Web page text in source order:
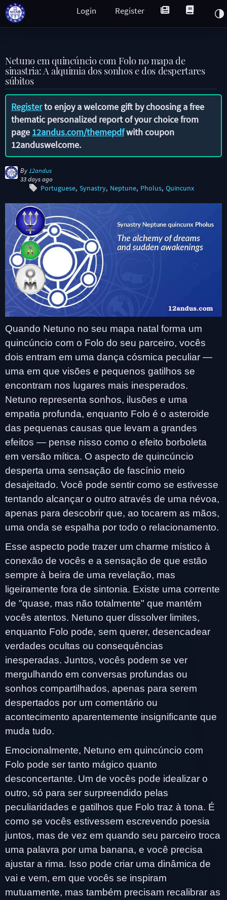
Register
Login
Netuno em quincúncio com Folo no mapa de
sinastria: A alquimia dos sonhos e dos despertares
súbitos
Registerto enjoy a welcome gift by choosing a free
thematic personalized report of your choice from
page 12andus.com/themepdfwith coupon
12anduswelcome.
By 12andus
33 days ago
Portuguese Synastry Neptune Pholus Quincunx
Quando Netuno no seu mapa natal forma um
quincúncio com o Folo do seu parceiro, vocês
dois entram em uma dança cósmica peculiar —
uma em que visões e pequenos gatilhos se
encontram nos lugares mais inesperados.
Netuno representa sonhos, ilusões e uma
empatia profunda, enquanto Folo é o asteroide
das pequenas causas que levam a grandes
efeitos — pense nisso como o efeito borboleta
em versão mítica. O aspecto de quincúncio
desperta uma sensação de fascínio meio
desajeitado. Você pode sentir como se estivesse
tentando alcançar o outro através de uma névoa,
apenas para descobrir que, ao tocarem as mãos,
uma onda se espalha por todo o relacionamento.
Esse aspecto pode trazer um charme místico à
conexão de vocês e a sensação de que estão
sempre à beira de uma revelação, mas
ligeiramente fora de sintonia. Existe uma corrente
de "quase, mas não totalmente" que mantém
vocês atentos. Netuno quer dissolver limites,
enquanto Folo pode, sem querer, desencadear
verdades ocultas ou consequências
inesperadas. Juntos, vocês podem se ver
mergulhando em conversas profundas ou
sonhos compartilhados, apenas para serem
despertados por um comentário ou
acontecimento aparentemente insignificante que
muda tudo.
Emocionalmente, Netuno em quincúncio com
Folo pode ser tanto mágico quanto
desconcertante. Um de vocês pode idealizar o
outro, só para ser surpreendido pelas
peculiaridades e gatilhos que Folo traz à tona. É
como se vocês estivessem escrevendo poesia
juntos, mas de vez em quando seu parceiro troca
uma palavra por uma banana, e você precisa
ajustar a rima. Isso pode criar uma dinâmica de
vai e vem, em que vocês se inspiram
mutuamente, mas também precisam recalibrar as